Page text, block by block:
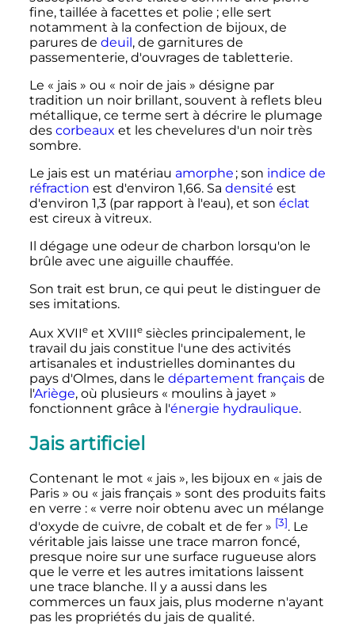
fine, taillée à facettes et polie ; elle sert
notamment à la confection de bijoux, de
parures de deuil, de garnitures de
passementerie, d'ouvrages de tabletterie.
Le « jais » ou « noir de jais » désigne par
tradition un noir brillant, souvent à reflets bleu
métallique, ce terme sert à décrire le plumage
des corbeaux et les chevelures d'un noir très
sombre.
Le jais est un matériau amorphe ; son indice de
réfraction est d'environ 1,66. Sa densité est
d'environ 1,3 (par rapport à l'eau), et son éclat
est cireux à vitreux.
Il dégage une odeur de charbon lorsqu'on le
brûle avec une aiguille chauffée.
Son trait est brun, ce qui peut le distinguer de
ses imitations.
Aux XVIIe et XVIIIe sièclesprincipalement, le
travail du jais constitue l'une des activités
artisanales et industrielles dominantes du
pays d'Olmes, dans le département françaisde
l'Ariège, où plusieurs « moulins à jayet »
fonctionnent grâce à l'énergie hydraulique.
Jais artificiel
Contenant le mot « jais », les bijoux en « jais de
Paris » ou « jais français » sont des produits faits
en verre : « verre noir obtenu avec un mélange
d'oxyde de cuivre, de cobalt et de fer » [3]. Le
véritable jais laisse une trace marron foncé,
presque noire sur une surface rugueuse alors
que le verre et les autres imitations laissent
une trace blanche. Il y a aussi dans les
commerces un faux jais, plus moderne n'ayant
pas les propriétés du jais de qualité.